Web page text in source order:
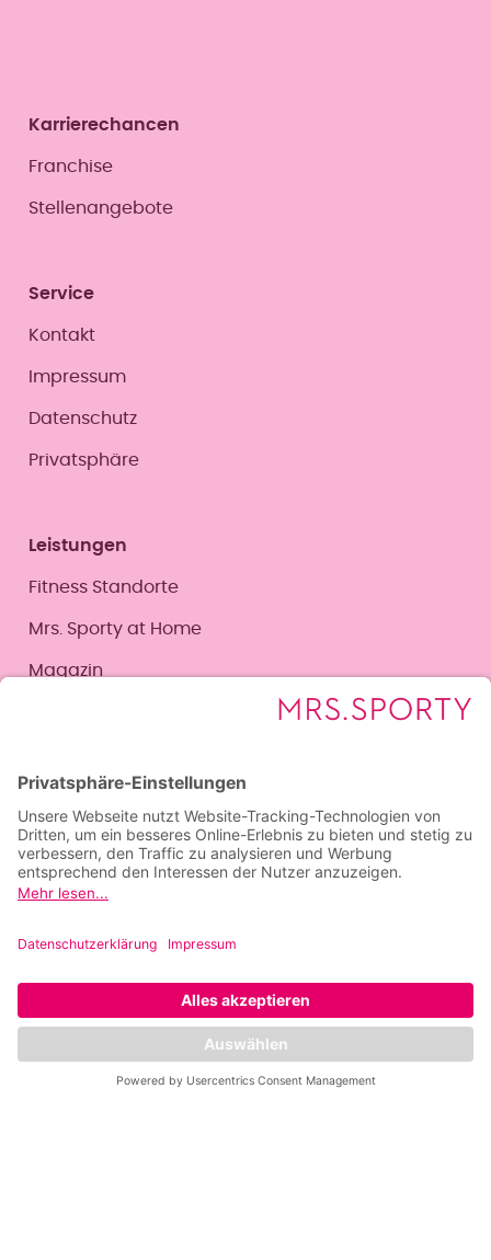
Karrierechancen
Franchise
Stellenangebote
Service
Kontakt
Impressum
Datenschutz
Privatsphäre
Leistungen
Fitness Standorte
Mrs. Sporty at Home
Magazin
Social Media Corporate
Facebook
Instagram
YouTube
LinkedIn
Mrs.Sporty Club Tulln